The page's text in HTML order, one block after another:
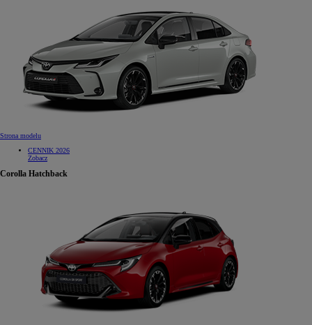
Strona modelu
CENNIK 2026
Zobacz
Corolla Hatchback